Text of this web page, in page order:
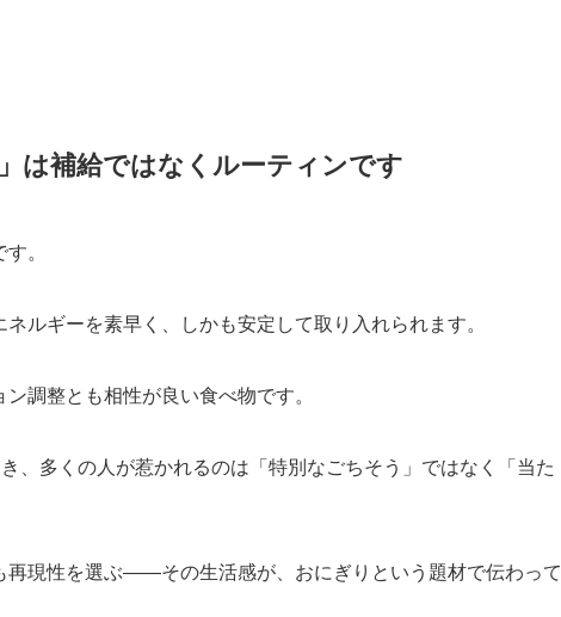
は補給ではなくルーティンです
。
ルギーを素早く、しかも安定して取り入れられます。
調整とも相性が良い食べ物です。
、多くの人が惹かれるのは「特別なごちそう」ではなく「当た
再現性を選ぶ――その生活感が、おにぎりという題材で伝わって